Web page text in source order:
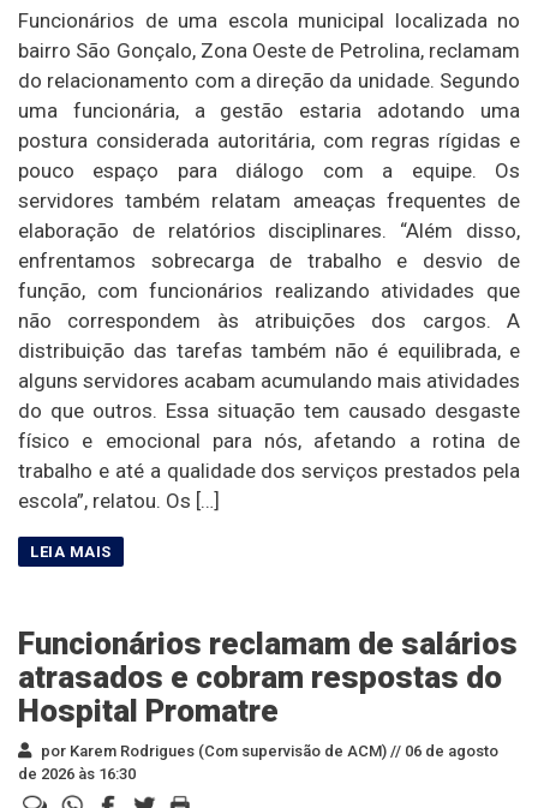
Funcionários de uma escola municipal localizada no
bairro São Gonçalo, Zona Oeste de Petrolina, reclamam
do relacionamento com a direção da unidade. Segundo
uma funcionária, a gestão estaria adotando uma
postura considerada autoritária, com regras rígidas e
pouco espaço para diálogo com a equipe. Os
servidores também relatam ameaças frequentes de
elaboração de relatórios disciplinares. “Além disso,
enfrentamos sobrecarga de trabalho e desvio de
função, com funcionários realizando atividades que
não correspondem às atribuições dos cargos. A
distribuição das tarefas também não é equilibrada, e
alguns servidores acabam acumulando mais atividades
do que outros. Essa situação tem causado desgaste
físico e emocional para nós, afetando a rotina de
trabalho e até a qualidade dos serviços prestados pela
escola”, relatou. Os […]
Funcionários reclamam de salários
atrasados e cobram respostas do
Hospital Promatre
por Karem Rodrigues (Com supervisão de ACM) // 06 de agosto
de 2026 às 16:30